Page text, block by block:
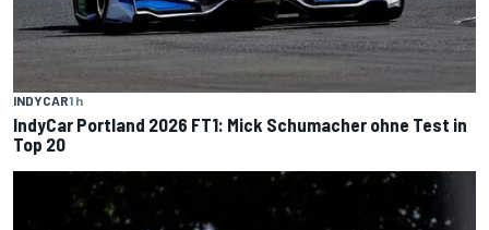
INDYCAR1 h
IndyCar Portland 2026 FT1: Mick Schumacher ohne Test in
Top 20